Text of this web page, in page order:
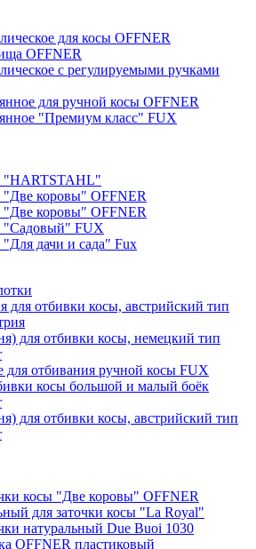
для косы OFFNER
OFFNER
с регулируемыми ручками
для ручной косы OFFNER
"Премиум класс" FUX
"HARTSTAHL"
коровы" OFFNER
коровы" OFFNER
"Садовый" FUX
дачи и сада" Fux
для отбивки косы, австрийский тип
для отбивки косы, немецкий тип
для отбивания ручной косы FUX
косы большой и малый боёк
для отбивки косы, австрийский тип
косы "Две коровы" OFFNER
для заточки косы "La Royal"
натуральный Due Buoi 1030
OFFNER пластиковый